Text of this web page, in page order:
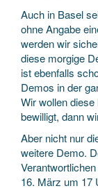
Auch in Basel
ohne Angabe
werden wir
diese morgige
ist ebenfalls
Demos in der
Wir wollen
bewilligt, dann
Aber nicht nur
weitere Demo.
16. März um 17